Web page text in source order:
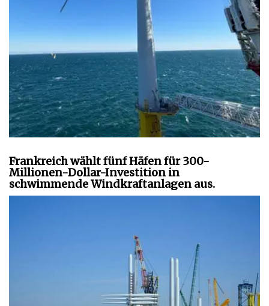
Frankreich wählt fünf Häfen für 300-
Millionen-Dollar-Investition in
schwimmende Windkraftanlagen aus.